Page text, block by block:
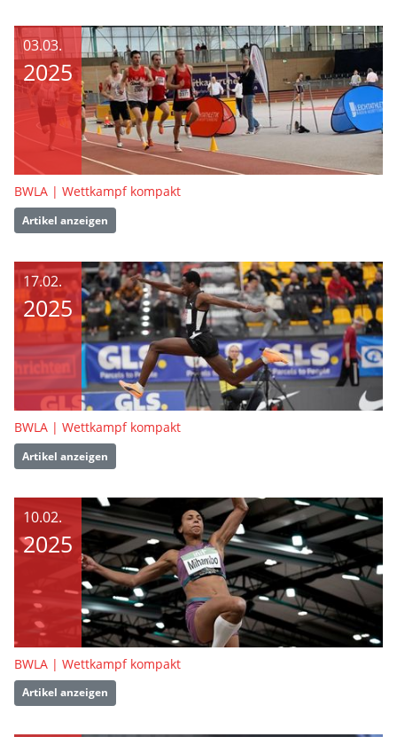
03.03.
2025
BWLA | Wettkampf kompakt
Artikel anzeigen
17.02.
2025
BWLA | Wettkampf kompakt
Artikel anzeigen
10.02.
2025
BWLA | Wettkampf kompakt
Artikel anzeigen